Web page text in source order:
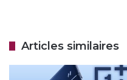
telle capacité signifie
design fin et léger. Pour
Articles similaires